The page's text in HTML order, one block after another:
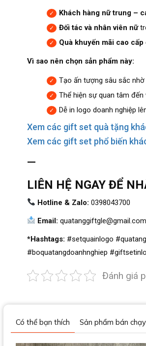
Khách hàng nữ trung –
Đối tác và nhân viên nữ
Quà khuyến mãi cao cấp
Vì sao nên chọn sản phẩm này:
Tạo ấn tượng sâu sắc
Thể hiện sự quan tâm
Dễ in logo doanh nghiệp
Xem các gift set quà tặng
Xem các gift set phổ biến
—
LIÊN HỆ NGAY ĐỂ
Hotline & Zalo: 0398043700
Email: quatanggiftgle@gmail.com
*Hashtags: #setquainlogo
#boquatangdoanhnghiep
Đánh giá
Có thể bạn thích Sản phẩm bán chạy